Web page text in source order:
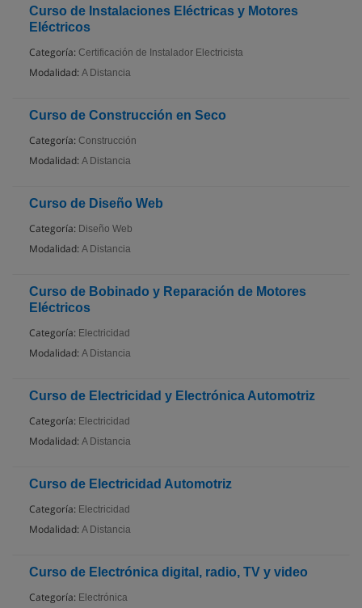
Curso de Instalaciones Eléctricas y Motores
Eléctricos
Categoría: Certificación de Instalador Electricista
Modalidad: A Distancia
Curso de Construcción en Seco
Categoría: Construcción
Modalidad: A Distancia
Curso de Diseño Web
Categoría: Diseño Web
Modalidad: A Distancia
Curso de Bobinado y Reparación de Motores
Eléctricos
Categoría: Electricidad
Modalidad: A Distancia
Curso de Electricidad y Electrónica Automotriz
Categoría: Electricidad
Modalidad: A Distancia
Curso de Electricidad Automotriz
Categoría: Electricidad
Modalidad: A Distancia
Curso de Electrónica digital, radio, TV y video
Categoría: Electrónica